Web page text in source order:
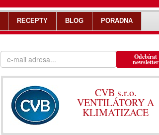
Odebírat
newsletter
CVB s.r.o.
VENTILÁTORY A
KLIMATIZACE
RECEPTY BLOG PORADNA